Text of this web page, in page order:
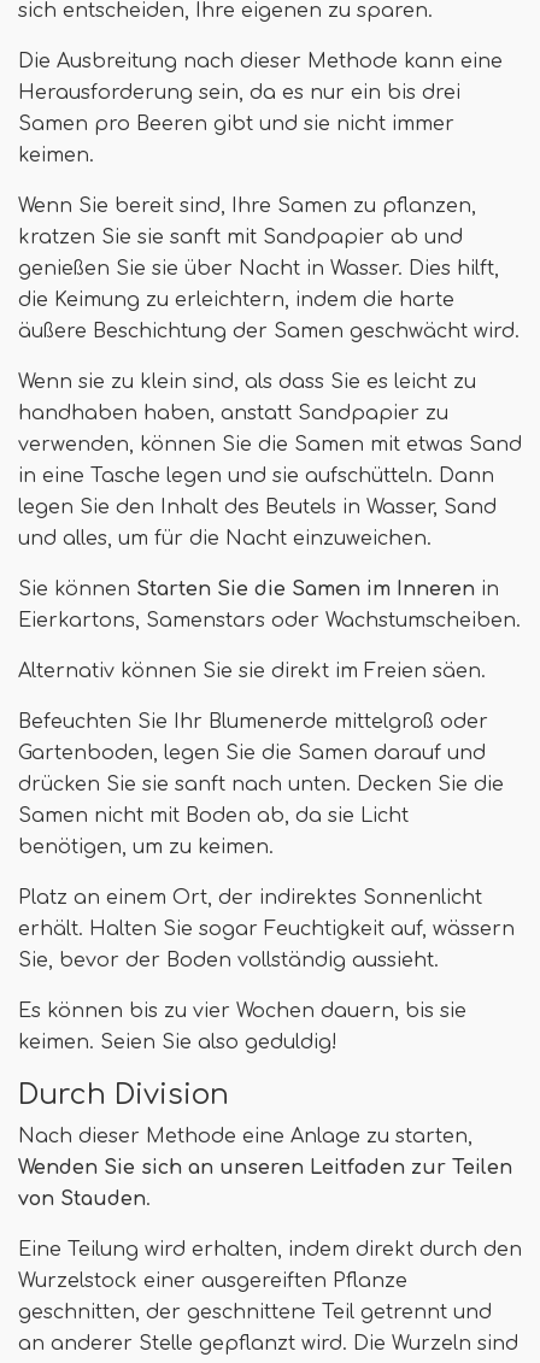
sich entscheiden, Ihre eigenen zu sparen.
Die Ausbreitung nach dieser Methode kann eine
Herausforderung sein, da es nur ein bis drei
Samen pro Beeren gibt und sie nicht immer
keimen.
Wenn Sie bereit sind, Ihre Samen zu pflanzen,
kratzen Sie sie sanft mit Sandpapier ab und
genießen Sie sie über Nacht in Wasser. Dies hilft,
die Keimung zu erleichtern, indem die harte
äußere Beschichtung der Samen geschwächt wird.
Wenn sie zu klein sind, als dass Sie es leicht zu
handhaben haben, anstatt Sandpapier zu
verwenden, können Sie die Samen mit etwas Sand
in eine Tasche legen und sie aufschütteln. Dann
legen Sie den Inhalt des Beutels in Wasser, Sand
und alles, um für die Nacht einzuweichen.
Sie können Starten Sie die Samen im Inneren in
Eierkartons, Samenstars oder Wachstumscheiben.
Alternativ können Sie sie direkt im Freien säen.
Befeuchten Sie Ihr Blumenerde mittelgroß oder
Gartenboden, legen Sie die Samen darauf und
drücken Sie sie sanft nach unten. Decken Sie die
Samen nicht mit Boden ab, da sie Licht
benötigen, um zu keimen.
Platz an einem Ort, der indirektes Sonnenlicht
erhält. Halten Sie sogar Feuchtigkeit auf, wässern
Sie, bevor der Boden vollständig aussieht.
Es können bis zu vier Wochen dauern, bis sie
keimen. Seien Sie also geduldig!
Durch Division
Nach dieser Methode eine Anlage zu starten,
Wenden Sie sich an unseren Leitfaden zur Teilen
von Stauden.
Eine Teilung wird erhalten, indem direkt durch den
Wurzelstock einer ausgereiften Pflanze
geschnitten, der geschnittene Teil getrennt und
an anderer Stelle gepflanzt wird. Die Wurzeln sind